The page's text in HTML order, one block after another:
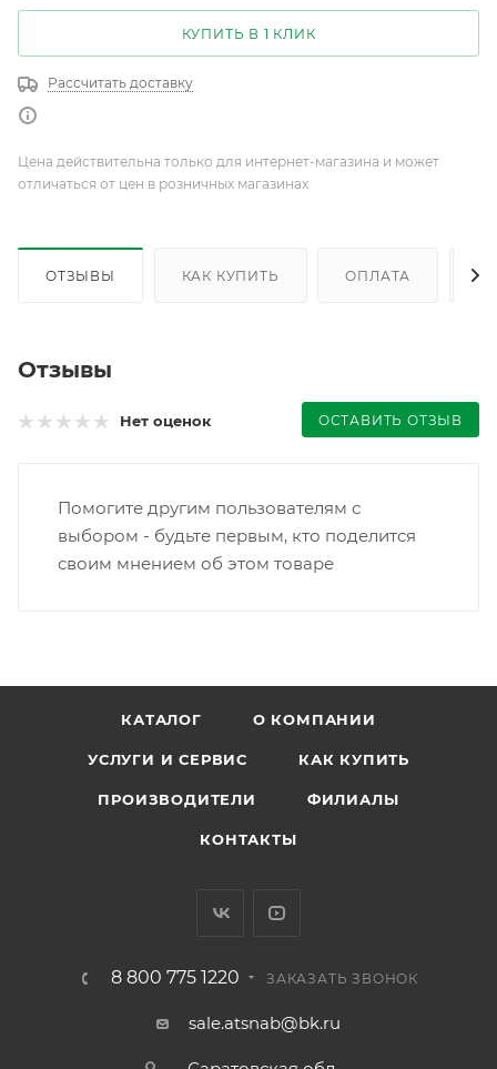
КУПИТЬ В 1 КЛИК
Рассчитать доставку
Цена действительна только для интернет-магазина и может
отличаться от цен в розничных магазинах
ОТЗЫВЫ КАК КУПИТЬ ОПЛАТА
Отзывы
Нет оценок ОСТАВИТЬ ОТЗЫВ
Помогите другим пользователям с
выбором - будьте первым, кто поделится
своим мнением об этом товаре
КАТАЛОГ О КОМПАНИИ
УСЛУГИ И СЕРВИС КАК КУПИТЬ
ПРОИЗВОДИТЕЛИ ФИЛИАЛЫ
КОНТАКТЫ
8 800 775 1220 ЗАКАЗАТЬ ЗВОНОК
sale.atsnab@bk.ru